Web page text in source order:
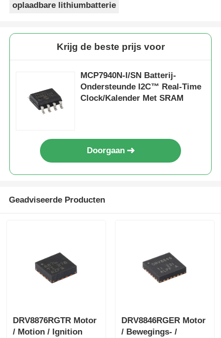
oplaadbare lithiumbatterie
Krijg de beste prijs voor
MCP7940N-I/SN Batterij-
Ondersteunde I2C™ Real-Time
Clock/Kalender Met SRAM
Doorgaan
Geadviseerde Producten
DRV8876RGTR Motor
/ Motion / Ignition
DRV8846RGER Motor
/ Bewegings- /